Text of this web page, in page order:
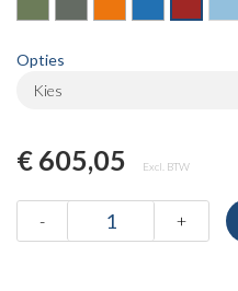
Opties
Kies
€ 605,05 Excl. BTW
- +